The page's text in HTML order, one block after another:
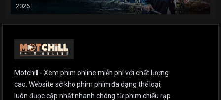
2026
Motchill - Xem phim online miễn phí với chất lượng
cao. Website sở kho phim phim đa dạng thể loại,
luôn được cập nhật nhanh chóng từ phim chiếu rạp